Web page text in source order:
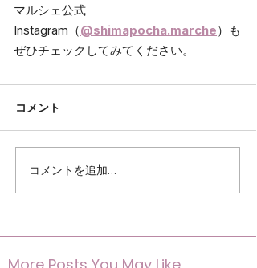
マルシェ公式
Instagram（@shimapocha.marche）も
ぜひチェックしてみてください。
コメント
コメントを追加…
More Posts You May Like